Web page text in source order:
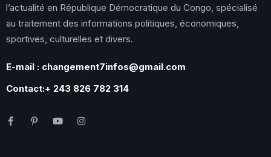
l’actualité en République Démocratique du Congo, spécialisé
au traitement des informations politiques, économiques,
sportives, culturelles et divers.
E-mail : changement7infos@gmail.com
Contact:+ 243 826 782 314